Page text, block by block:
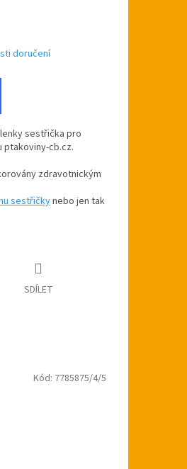
doručení
sestřička pro
ptakoviny-cb.cz.
zdravotnickým
sestřičkynebo jen tak
SDÍLET
Kód: 7785875/4/5